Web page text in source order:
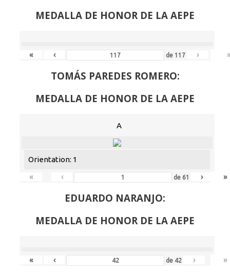
MEDALLA DE HONOR DE LA AEPE
« ‹ de117 ›
TOMÁS PAREDES ROMERO:
MEDALLA DE HONOR DE LA AEPE
A
Orientation: 1
«
‹ de 61 › »
EDUARDO NARANJO:
MEDALLA DE HONOR DE LA AEPE
« ‹ de 42 › »